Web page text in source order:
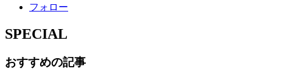
フォロー
SPECIAL
おすすめの記事